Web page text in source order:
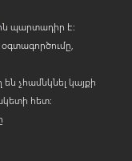
պարտադիր է:
չհամնկնել կայքի
հետ: